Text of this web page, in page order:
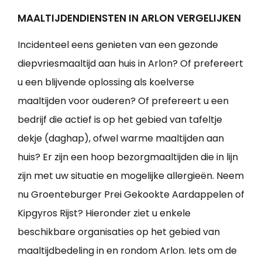
MAALTIJDENDIENSTEN IN ARLON VERGELIJKEN
Incidenteel eens genieten van een gezonde
diepvriesmaaltijd aan huis in Arlon? Of prefereert
u een blijvende oplossing als koelverse
maaltijden voor ouderen? Of prefereert u een
bedrijf die actief is op het gebied van tafeltje
dekje (daghap), ofwel warme maaltijden aan
huis? Er zijn een hoop bezorgmaaltijden die in lijn
zijn met uw situatie en mogelijke allergieën. Neem
nu Groenteburger Prei Gekookte Aardappelen of
Kipgyros Rijst? Hieronder ziet u enkele
beschikbare organisaties op het gebied van
maaltijdbedeling in en rondom Arlon. Iets om de